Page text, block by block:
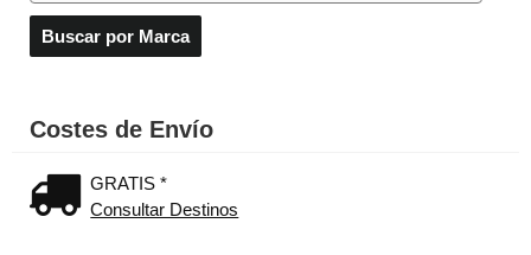
Costes de Envío
GRATIS *
Consultar Destinos